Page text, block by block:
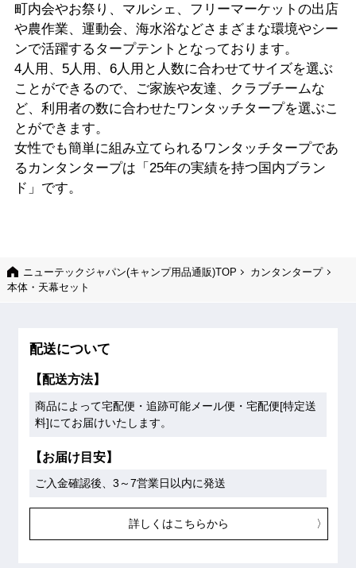
町内会やお祭り、マルシェ、フリーマーケットの出店
や農作業、運動会、海水浴などさまざまな環境やシー
ンで活躍するタープテントとなっております。
4人用、5人用、6人用と人数に合わせてサイズを選ぶ
ことができるので、ご家族や友達、クラブチームな
ど、利用者の数に合わせたワンタッチタープを選ぶこ
とができます。
女性でも簡単に組み立てられるワンタッチタープであ
るカンタンタープは「25年の実績を持つ国内ブラン
ド」です。
ニューテックジャパン(キャンプ用品通販)TOP
カンタンタープ
本体・天幕セット
配送について
【配送方法】
商品によって宅配便・追跡可能メール便・宅配便[特定送
料]にてお届けいたします。
【お届け目安】
ご入金確認後、3～7営業日以内に発送
詳しくはこちらから